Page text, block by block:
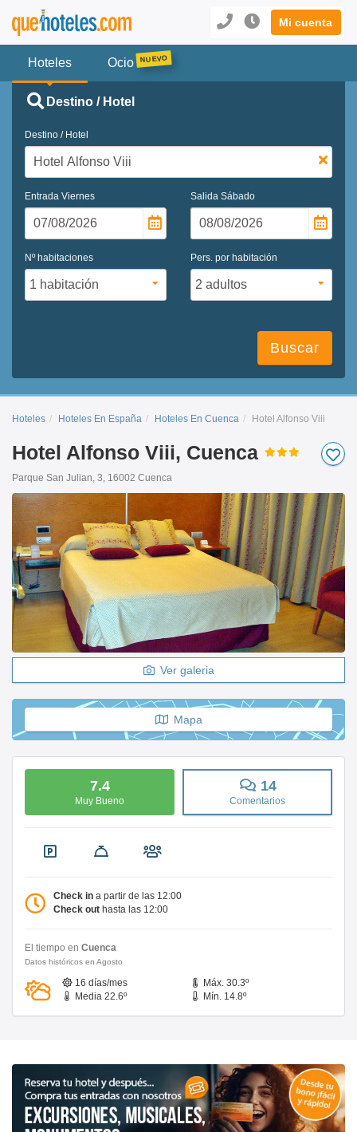
Mi cuenta
Hoteles Ocio
Destino / Hotel
Destino / Hotel
Entrada Viernes Salida Sábado
Nº habitaciones Pers. por habitación
Buscar
Hoteles Hoteles En España Hoteles En Cuenca Hotel Alfonso Viii
Hotel Alfonso Viii, Cuenca
Parque San Julian, 3, 16002 Cuenca
Ver galeria
Mapa
7.4
Muy Bueno
14
Comentarios
Check in a partir de las 12:00
Check out hasta las 12:00
El tiempo en Cuenca
Datos históricos en Agosto
16 días/mes
Máx. 30.3º
Media 22.6º
Mín. 14.8º